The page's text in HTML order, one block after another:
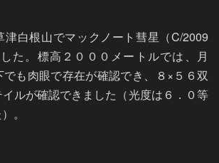
津白根山でマックノート彗星（C/2009
た。標高２０００メートルでは、月
でも肉眼で存在が確認でき、８×５６双
ルが確認できました（光度は６．０等